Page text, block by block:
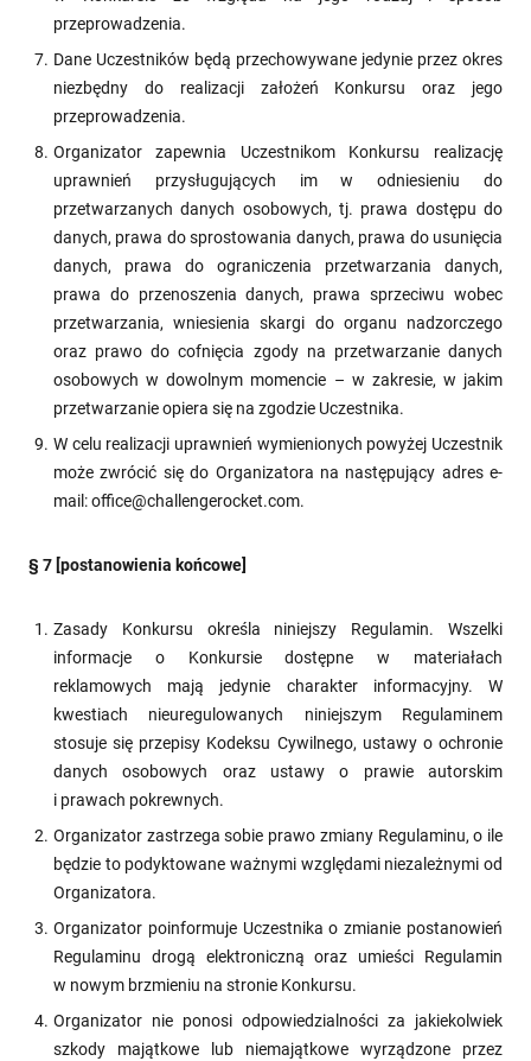
przeprowadzenia.
Dane Uczestników będą przechowywane jedynie przez okres
niezbędny do realizacji założeń Konkursu oraz jego
przeprowadzenia.
Organizator zapewnia Uczestnikom Konkursu realizację
uprawnień przysługujących im w odniesieniu do
przetwarzanych danych osobowych, tj. prawa dostępu do
danych, prawa do sprostowania danych, prawa do usunięcia
danych, prawa do ograniczenia przetwarzania danych,
prawa do przenoszenia danych, prawa sprzeciwu wobec
przetwarzania, wniesienia skargi do organu nadzorczego
oraz prawo do cofnięcia zgody na przetwarzanie danych
osobowych w dowolnym momencie – w zakresie, w jakim
przetwarzanie opiera się na zgodzie Uczestnika.
W celu realizacji uprawnień wymienionych powyżej Uczestnik
może zwrócić się do Organizatora na następujący adres e-
mail: office@challengerocket.com.
§ 7 [postanowienia końcowe]
Zasady Konkursu określa niniejszy Regulamin. Wszelki
informacje o Konkursie dostępne w materiałach
reklamowych mają jedynie charakter informacyjny. W
kwestiach nieuregulowanych niniejszym Regulaminem
stosuje się przepisy Kodeksu Cywilnego, ustawy o ochronie
danych osobowych oraz ustawy o prawie autorskim
i prawach pokrewnych.
Organizator zastrzega sobie prawo zmiany Regulaminu, o ile
będzie to podyktowane ważnymi względami niezależnymi od
Organizatora.
Organizator poinformuje Uczestnika o zmianie postanowień
Regulaminu drogą elektroniczną oraz umieści Regulamin
w nowym brzmieniu na stronie Konkursu.
Organizator nie ponosi odpowiedzialności za jakiekolwiek
szkody majątkowe lub niemajątkowe wyrządzone przez